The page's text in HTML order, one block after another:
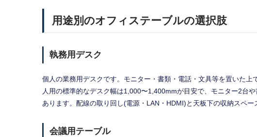
用途別のオフィステーブルの選択肢
執務用デスク
個人の業務用デスクです。モニター・書類・電話・文具等を置いた
人用の標準的なデスク幅は1,000〜1,400mmが目安で、モニター2台
あります。配線の取り回し(電源・LAN・HDMI)と天板下の収納スペー
会議用テーブル